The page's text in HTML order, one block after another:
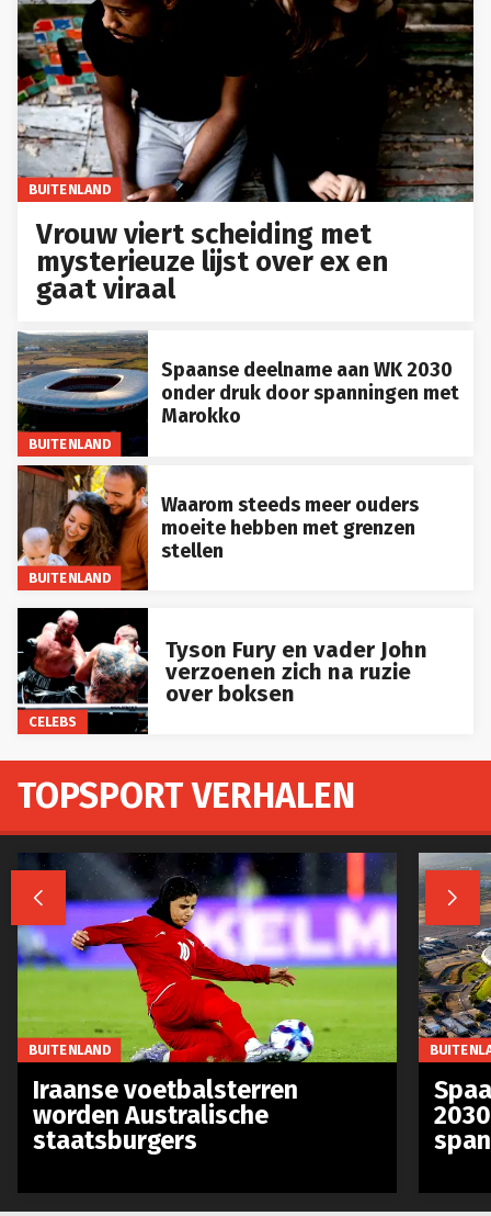
BUITENLAND
Vrouw viert scheiding met
mysterieuze lijst over ex en
gaat viraal
BUITENLAND
Spaanse deelname aan WK 2030
onder druk door spanningen met
Marokko
BUITENLAND
Waarom steeds meer ouders
moeite hebben met grenzen
stellen
CELEBS
Tyson Fury en vader John
verzoenen zich na ruzie
over boksen
TOPSPORT VERHALEN
 
BUITENLAND
Iraanse voetbalsterren
worden Australische
staatsburgers